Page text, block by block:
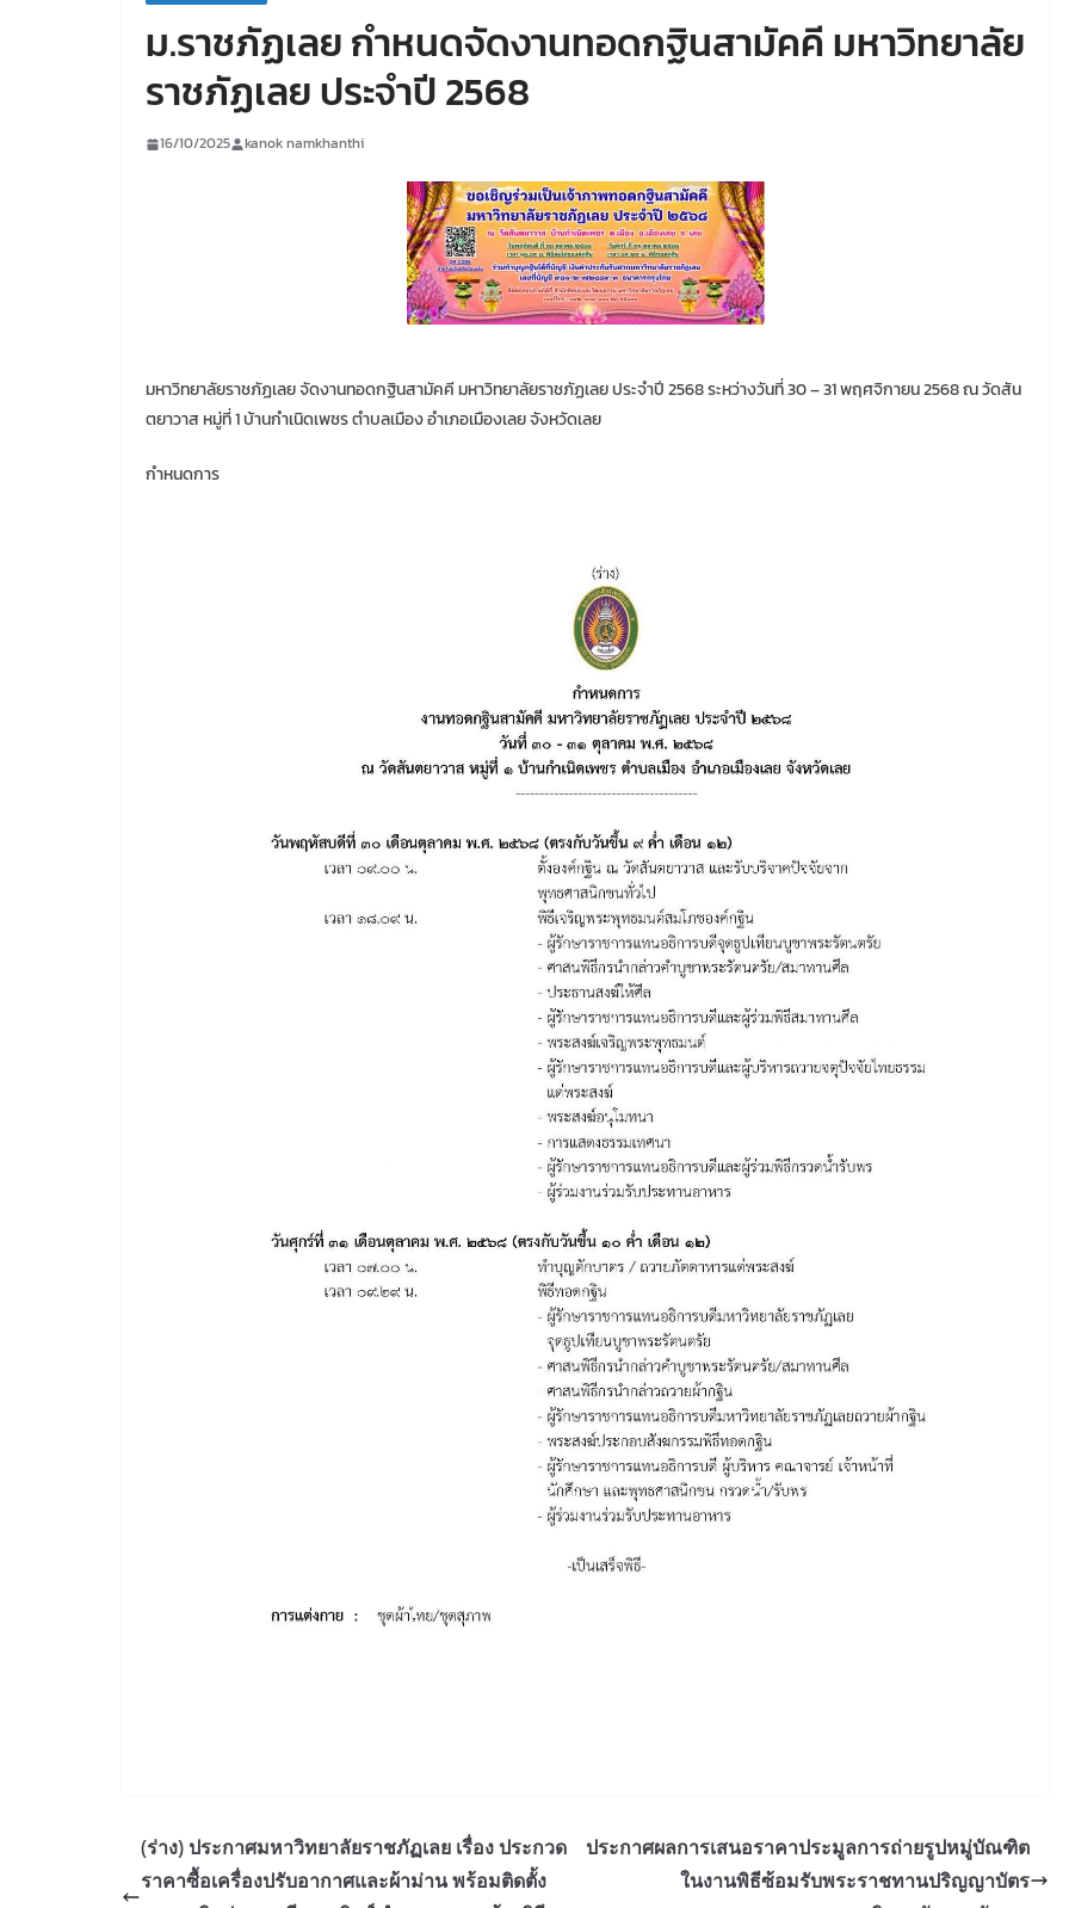
ม.ราชภัฏเลย กำหนดจัดงานทอดกฐินสามัคคี มหาวิทยาลัย
ราชภัฏเลย ประจำปี 2568
16/10/2025 kanok namkhanthi
มหาวิทยาลัยราชภัฏเลย จัดงานทอดกฐินสามัคคี มหาวิทยาลัยราชภัฏเลย ประจำปี 2568 ระหว่างวันที่ 30 – 31 พฤศจิกายน 2568 ณ วัดสัน
ตยาวาส หมู่ที่ 1 บ้านกำเนิดเพชร ตำบลเมือง อำเภอเมืองเลย จังหวัดเลย
กำหนดการ
(ร่าง) ประกาศมหาวิทยาลัยราชภัฏเลย เรื่อง ประกวด
ราคาซื้อเครื่องปรับอากาศและผ้าม่าน พร้อมติดตั้ง
ประกาศผลการเสนอราคาประมูลการถ่ายรูปหมู่บัณฑิต
ในงานพิธีซ้อมรับพระราชทานปริญญาบัตร